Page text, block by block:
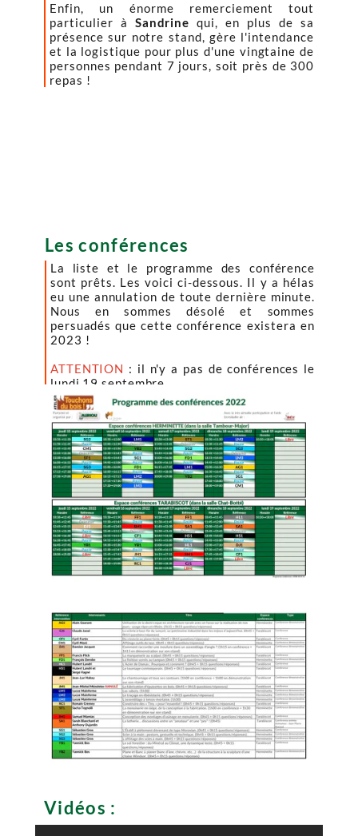
Enfin, un énorme remerciement tout
particulier à Sandrine qui, en plus de sa
présence sur notre stand, gère l'intendance
et la logistique pour plus d'une vingtaine de
personnes pendant 7 jours, soit près de 300
repas !
Les conférences
La liste et le programme des conférence
sont prêts. Les voici ci-dessous. Il y a hélas
eu une annulation de toute dernière minute.
Nous en sommes désolé et sommes
persuadés que cette conférence existera en
2023 !
ATTENTION : il n'y a pas de conférences le
lundi 19 septembre.
Vidéos :